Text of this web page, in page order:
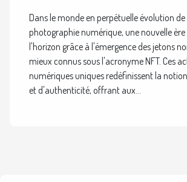
Dans le monde en perpétuelle évolution de
photographie numérique, une nouvelle ère
l'horizon grâce à l'émergence des jetons
mieux connus sous l'acronyme NFT. Ces
numériques uniques redéfinissent la
et d'authenticité, offrant aux...